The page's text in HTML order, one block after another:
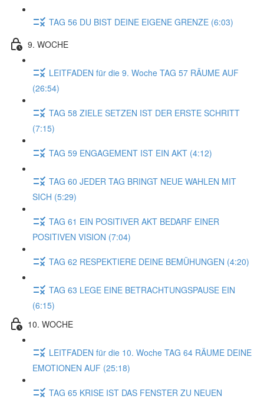
TAG 56 DU BIST DEINE EIGENE GRENZE (6:03)
9. WOCHE
LEITFADEN für die 9. Woche TAG 57 RÄUME AUF
(26:54)
TAG 58 ZIELE SETZEN IST DER ERSTE SCHRITT
(7:15)
TAG 59 ENGAGEMENT IST EIN AKT (4:12)
TAG 60 JEDER TAG BRINGT NEUE WAHLEN MIT
SICH (5:29)
TAG 61 EIN POSITIVER AKT BEDARF EINER
POSITIVEN VISION (7:04)
TAG 62 RESPEKTIERE DEINE BEMÜHUNGEN (4:20)
TAG 63 LEGE EINE BETRACHTUNGSPAUSE EIN
(6:15)
10. WOCHE
LEITFADEN für die 10. Woche TAG 64 RÄUME DEINE
EMOTIONEN AUF (25:18)
TAG 65 KRISE IST DAS FENSTER ZU NEUEN